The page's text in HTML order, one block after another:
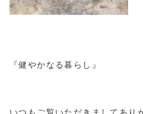
『健やかなる暮らし』